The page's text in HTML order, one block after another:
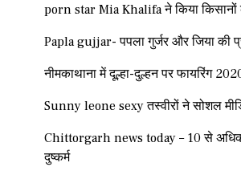
porn star Mia Khalifa ने किया किसानों
Papla gujjar- पपला गुर्जर और जिया की
नीमकाथाना में दूल्हा-दुल्हन पर फायरिंग
Sunny leone sexy तस्वीरों ने सोशल
Chittorgarh news today – 10 से अधिक
दुष्कर्म